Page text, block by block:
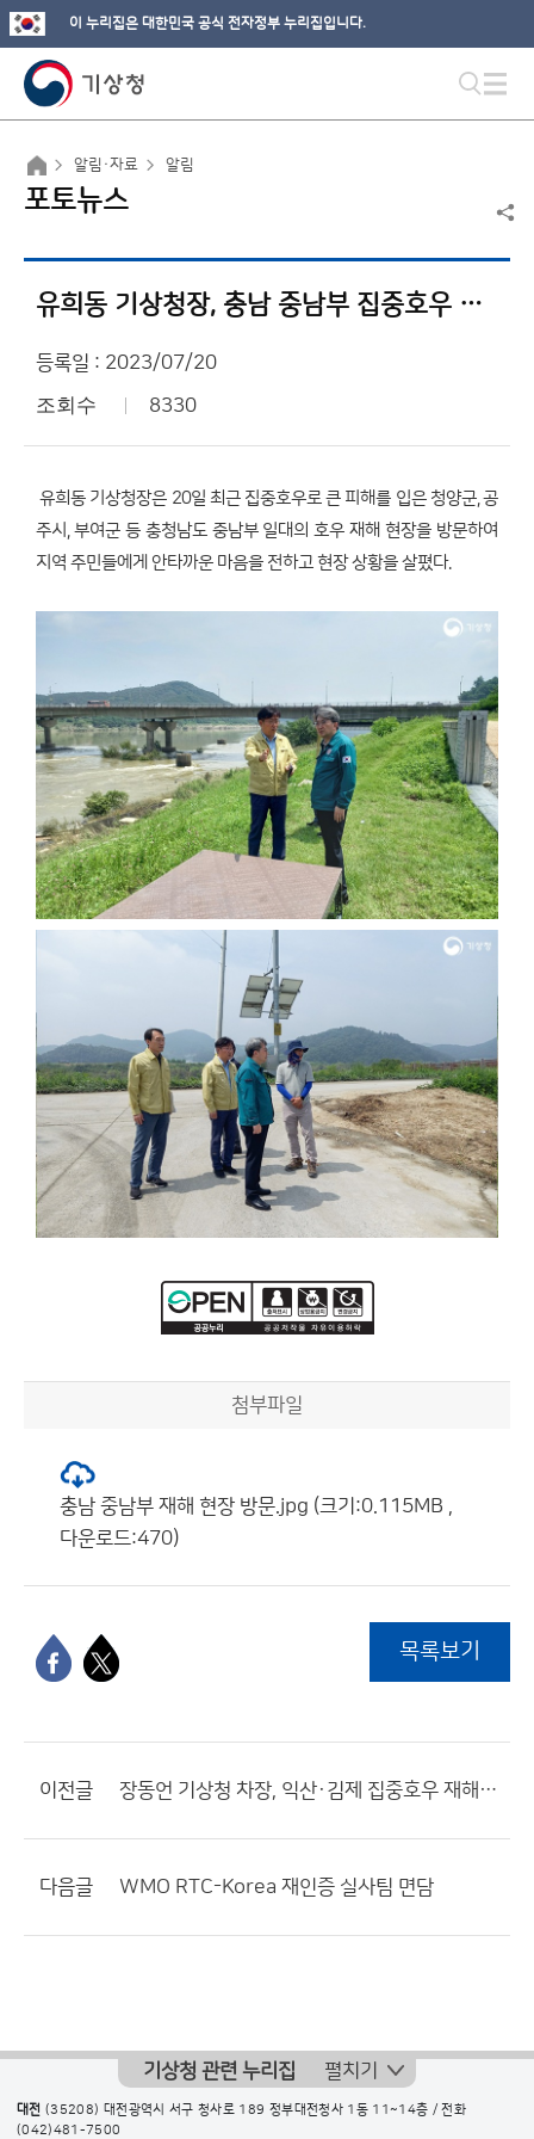
이 누리집은 대한민국 공식 전자정부 누리집입니다.
알림·자료 알림
포토뉴스
유희동 기상청장, 충남 중남부 집중호우 재해 현장 방문
등록일 : 2023/07/20
조회수 8330
유희동 기상청장은 20일 최근 집중호우로 큰 피해를 입은 청양군, 공
주시, 부여군 등 충청남도 중남부 일대의 호우 재해 현장을 방문하여
지역 주민들에게 안타까운 마음을 전하고 현장 상황을 살폈다.
첨부파일
충남 중남부 재해 현장 방문.jpg (크기:0.115MB ,
다운로드:470)
목록보기
이전글 장동언 기상청 차장, 익산·김제 집중호우 재해 현장 방문
다음글 WMO RTC-Korea 재인증 실사팀 면담
기상청 관련 누리집 펼치기
대전 (35208) 대전광역시 서구 청사로 189 정부대전청사 1동 11~14층 / 전화
(042)481-7500